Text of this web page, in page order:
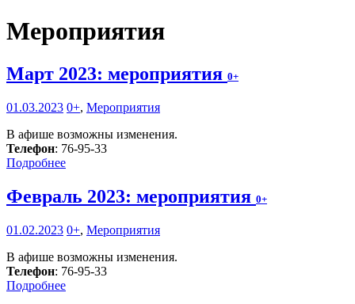
Мероприятия
Март 2023: мероприятия 0+
01.03.2023 0+, Мероприятия
В афише возможны изменения.
Телефон: 76-95-33
Подробнее
Февраль 2023: мероприятия 0+
01.02.2023 0+, Мероприятия
В афише возможны изменения.
Телефон: 76-95-33
Подробнее